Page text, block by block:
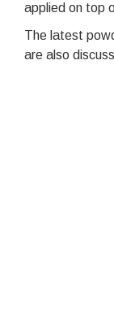
applied on top
The latest
are also